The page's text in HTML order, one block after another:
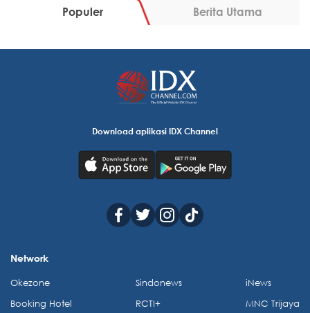
Populer Berita Utama
Download aplikasi IDX Channel
Network
Okezone
Booking Hotel
Sindonews
RCTI+
iNews
MNC Trijaya